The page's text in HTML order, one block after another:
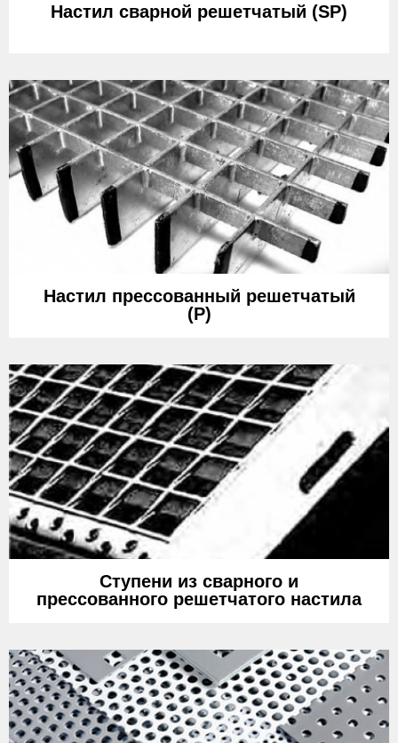
Настил сварной решетчатый (SP)
Настил прессованный решетчатый
(Р)
Ступени из сварного и
прессованного решетчатого настила